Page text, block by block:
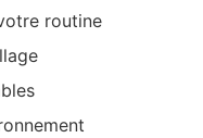
routine